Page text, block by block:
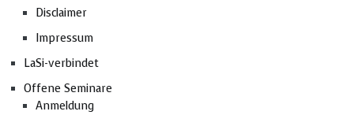
Disclaimer
Impressum
LaSi-verbindet
Offene Seminare
Anmeldung